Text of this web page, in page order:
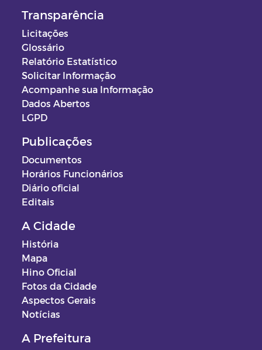
Transparência
Licitações
Glossário
Relatório Estatístico
Solicitar Informação
Acompanhe sua Informação
Dados Abertos
LGPD
Publicações
Documentos
Horários Funcionários
Diário oficial
Editais
A Cidade
História
Mapa
Hino Oficial
Fotos da Cidade
Aspectos Gerais
Notícias
A Prefeitura